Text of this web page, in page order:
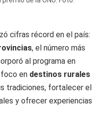
cifras récord en el país:
, el número más
al programa en
en destinos rurales
tradiciones, fortalecer el
y ofrecer experiencias